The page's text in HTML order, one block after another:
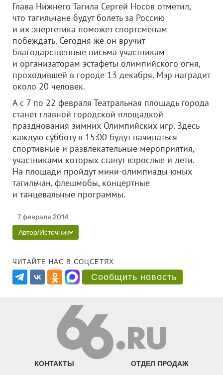
Глава Нижнего Тагила Сергей Носов отметил,
что тагильчане будут болеть за Россию
и их энергетика поможет спортсменам
побеждать. Сегодня же он вручит
благодарственные письма участникам
и организаторам эстафеты олимпийского огня,
проходившей в городе 13 декабря. Мэр наградит
около 20 человек.
А с 7 по 22 февраля Театральная площадь города
станет главной городской площадкой
празднования зимних Олимпийских игр. Здесь
каждую субботу в 15:00 будут начинаться
спортивные и развлекательные мероприятия,
участниками которых станут взрослые и дети.
На площади пройдут мини-олимпиады юных
тагильчан, флешмобы, концертные
и танцевальные программы.
7 февраля 2014
Автор/Источник
ЧИТАЙТЕ НАС В СОЦСЕТЯХ:
Сообщить новость
КОНТАКТЫ ОТДЕЛ ПРОДАЖ